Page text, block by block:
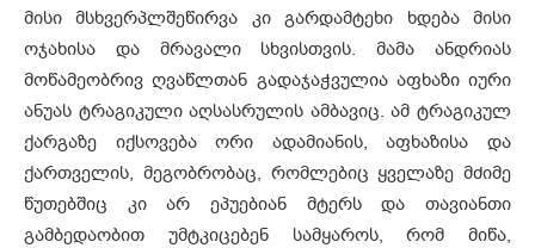
მისი მსხვერპლშეწირვა კი გარდამტეხი ხდება მისი
ოჯახისა და მრავალი სხვისთვის. მამა ანდრიას
მოწამეობრივ ღვაწლთან გადაჯაჭვულია აფხაზი იური
ანუას ტრაგიკული აღსასრულის ამბავიც. ამ ტრაგიკულ
ქარგაზე იქსოვება ორი ადამიანის, აფხაზისა და
ქართველის, მეგობრობაც, რომლებიც ყველაზე მძიმე
წუთებშიც კი არ ეპუებიან მტერს და თავიანთი
გამბედაობით უმტკიცებენ სამყაროს, რომ მიწა,